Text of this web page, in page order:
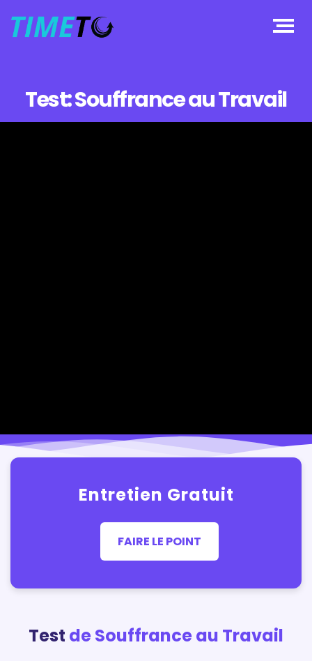
Test: Souffrance au Travail
Entretien Gratuit
FAIRE LE POINT
Test de Souffrance au Travail